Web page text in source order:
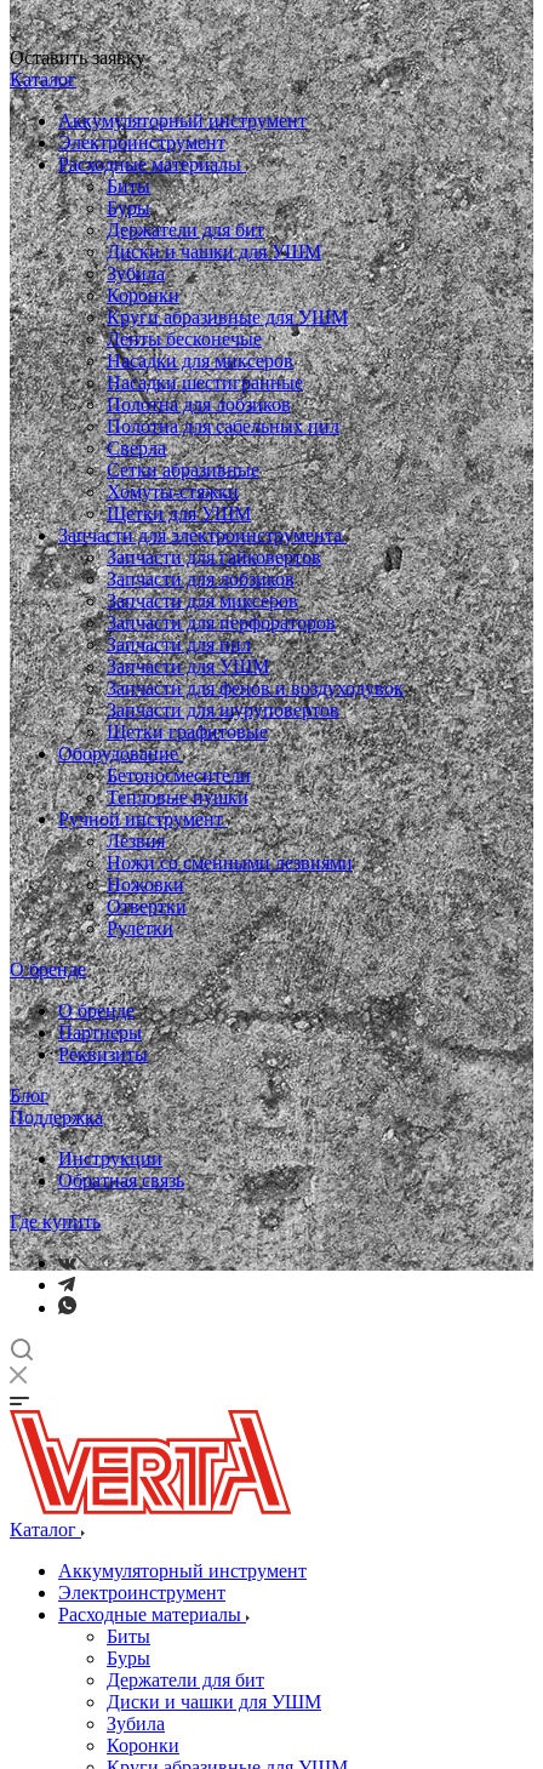
Оставить заявку
Каталог
Аккумуляторный инструмент
Электроинструмент
Расходные материалы
Биты
Буры
Держатели для бит
Диски и чашки для УШМ
Зубила
Коронки
Круги абразивные для УШМ
Ленты бесконечые
Насадки для миксеров
Насадки шестигранные
Полотна для лобзиков
Полотна для сабельных пил
Сверла
Сетки абразивные
Хомуты-стяжки
Щетки для УШМ
Запчасти для электроинструмента
Запчасти для гайковертов
Запчасти для лобзиков
Запчасти для миксеров
Запчасти для перфораторов
Запчасти для пил
Запчасти для УШМ
Запчасти для фенов и воздуходувок
Запчасти для шуруповертов
Щетки графитовые
Оборудование
Бетоносмесители
Тепловые пушки
Ручной инструмент
Лезвия
Ножи со сменными лезвиями
Ножовки
Отвертки
Рулетки
О бренде
О бренде
Партнеры
Реквизиты
Блог
Поддержка
Инструкции
Обратная связь
Где купить
Каталог
Аккумуляторный инструмент
Электроинструмент
Расходные материалы
Биты
Буры
Держатели для бит
Диски и чашки для УШМ
Зубила
Коронки